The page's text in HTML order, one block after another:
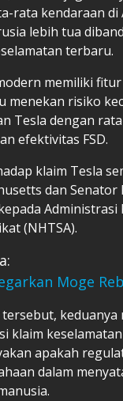
rata kendaraan di
lebih tua
terbaru.
memiliki
menekan risiko
Tesla dengan
efektivitas FSD.
klaim Tesla
dan
Administrasi
(NHTSA).
Moge
klaim
apakah
dalam